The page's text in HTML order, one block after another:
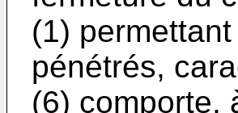
(1)
pénétrés,
(6) comporte,